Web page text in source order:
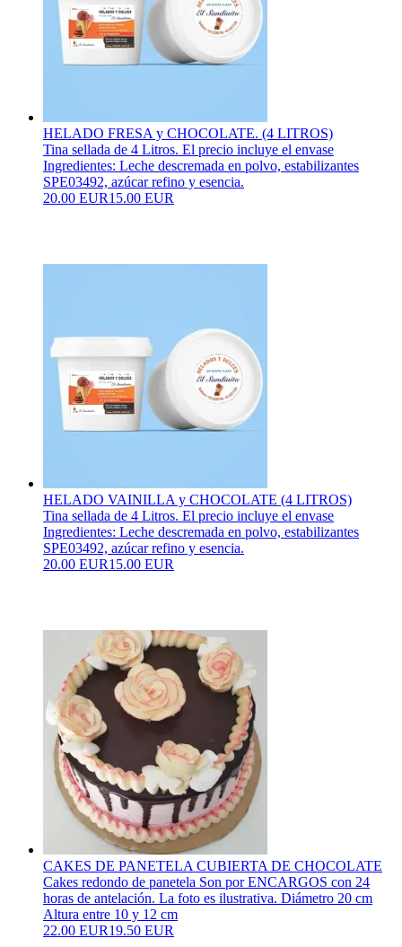
HELADO FRESA y CHOCOLATE. (4 LITROS)
Tina sellada de 4 Litros. El precio incluye el envase
Ingredientes: Leche descremada en polvo, estabilizantes
SPE03492, azúcar refino y esencia.
20.00 EUR15.00 EUR
HELADO VAINILLA y CHOCOLATE (4 LITROS)
Tina sellada de 4 Litros. El precio incluye el envase
Ingredientes: Leche descremada en polvo, estabilizantes
SPE03492, azúcar refino y esencia.
20.00 EUR15.00 EUR
CAKES DE PANETELA CUBIERTA DE CHOCOLATE
Cakes redondo de panetela Son por ENCARGOS con 24
horas de antelación. La foto es ilustrativa. Diámetro 20 cm
Altura entre 10 y 12 cm
22.00 EUR19.50 EUR